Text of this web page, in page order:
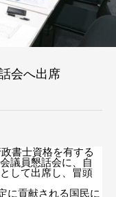
会へ出席
書士資格を有する
議員懇話会に、自
して出席し、冒頭
に貢献される国民に